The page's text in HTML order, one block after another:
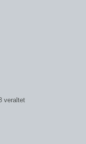
veraltet